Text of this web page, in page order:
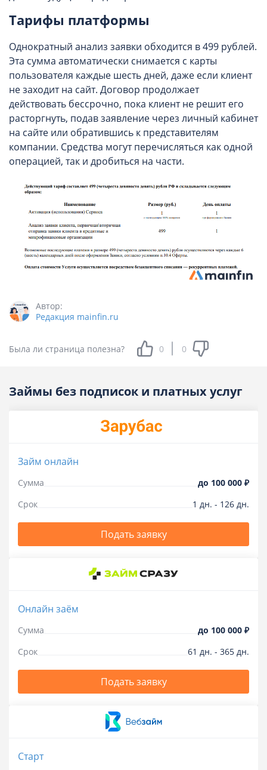
Тарифы платформы
Однократный анализ заявки обходится в 499 рублей.
Эта сумма автоматически снимается с карты
пользователя каждые шесть дней, даже если клиент
не заходит на сайт. Договор продолжает
действовать бессрочно, пока клиент не решит его
расторгнуть, подав заявление через личный кабинет
на сайте или обратившись к представителям
компании. Средства могут перечисляться как одной
операцией, так и дробиться на части.
Автор:
Редакция mainfin.ru
Была ли страница полезна? 0 0
Займы без подписок и платных услуг
Займ онлайн
Сумма до 100 000 ₽
Срок
1 дн. - 126 дн.
Подать заявку
Онлайн заём
Сумма до 100 000 ₽
Срок
61 дн. - 365 дн.
Подать заявку
Старт